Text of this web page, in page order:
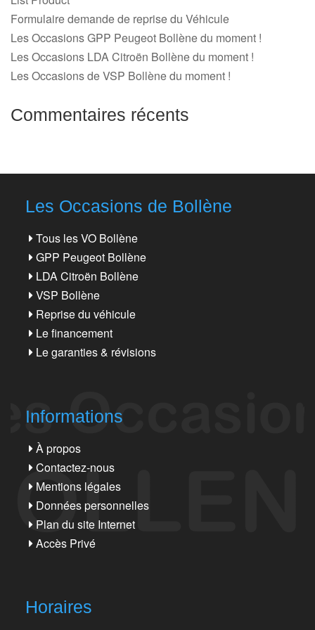
Formulaire demande de reprise du Véhicule
Les Occasions GPP Peugeot Bollène du moment !
Les Occasions LDA Citroën Bollène du moment !
Les Occasions de VSP Bollène du moment !
Commentaires récents
Les Occasions de Bollène
Tous les VO Bollène
GPP Peugeot Bollène
LDA Citroën Bollène
VSP Bollène
Reprise du véhicule
Le financement
Le garanties & révisions
Informations
À propos
Contactez-nous
Mentions légales
Données personnelles
Plan du site Internet
Accès Privé
Horaires